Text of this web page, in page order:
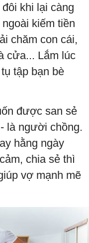
khi lại càng
kiếm tiền
chăm con cái,
cửa... Lắm lúc
tập bạn bè
được san sẻ
là người chồng.
hằng ngày
chia sẻ thì
vợ mạnh mẽ